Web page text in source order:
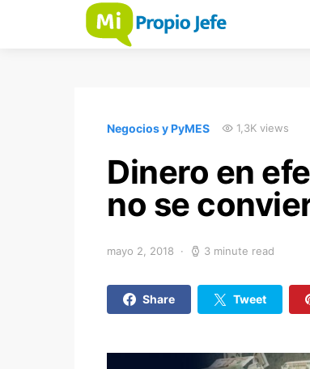
Negocios y PyMES 1,3K views
Dinero en
no se
mayo 2, 2018 3 minute read
Share Tweet